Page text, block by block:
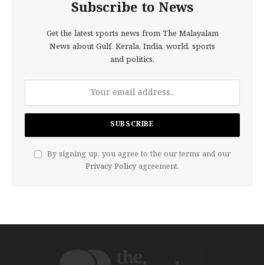
Subscribe to News
Get the latest sports news from The Malayalam
News about Gulf, Kerala, India, world, sports
and politics.
By signing up, you agree to the our terms and our
Privacy Policy agreement.